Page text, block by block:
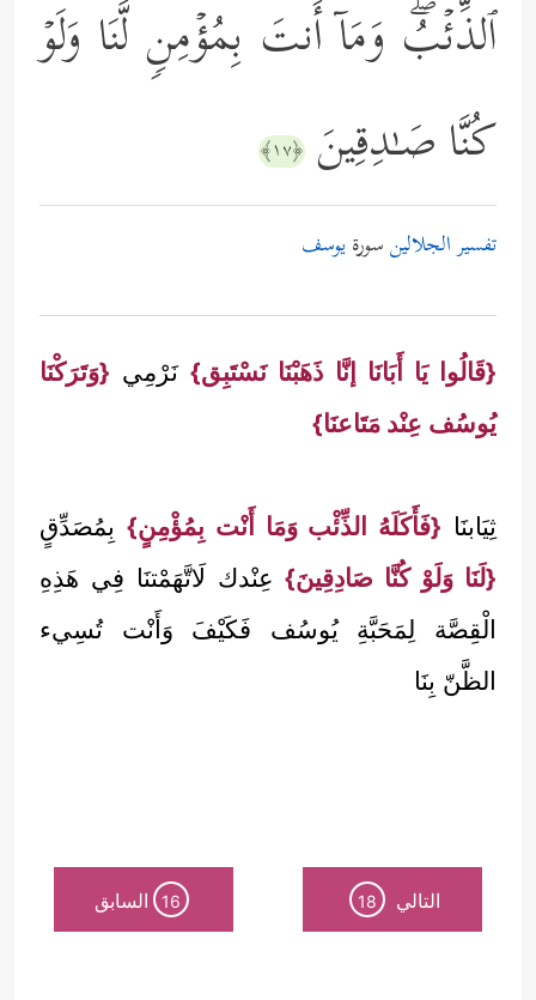
ٱلذِّئۡبُۖ وَمَاۤ أَنتَ بِمُؤۡمِنࣲ لَّنَا وَلَوۡ
كُنَّا صَـٰدِقِینَ ﴿١٧﴾
تفسير الجلالينسورةيوسف
{قَالُوا يَا أَبَانَا إنَّا ذَهَبْنَا نَسْتَبِق}نَرْمِي {وَتَرَكْنَا
يُوسُف عِنْد مَتَاعنَا}
ثِيَابنَا {فَأَكَلَهُ الذِّئْب وَمَا أَنْت بِمُؤْمِنٍ} بِمُصَدِّقٍ
{لَنَا وَلَوْ كُنَّا صَادِقِينَ}عِنْدك لَاتَّهَمْتنَا فِي هَذِهِ
الْقِصَّة لِمَحَبَّةِ يُوسُف فَكَيْفَ وَأَنْت تُسِيء
الظَّنّ بِنَا
التالي 18
16 السابق